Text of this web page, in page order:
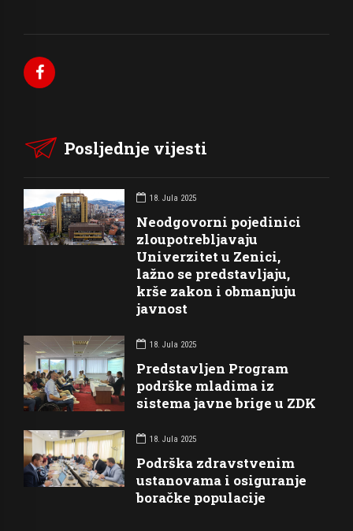
Posljednje vijesti
18. Jula 2025
Neodgovorni pojedinici
zloupotrebljavaju
Univerzitet u Zenici,
lažno se predstavljaju,
krše zakon i obmanjuju
javnost
18. Jula 2025
Predstavljen Program
podrške mladima iz
sistema javne brige u ZDK
18. Jula 2025
Podrška zdravstvenim
ustanovama i osiguranje
boračke populacije